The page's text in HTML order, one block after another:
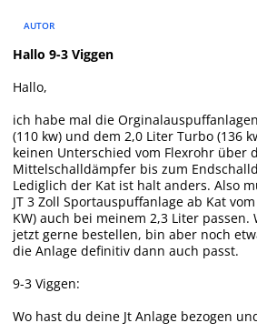
AUTOR
Hallo 9-3 Viggen
Hallo,
ich habe mal die
(110 kw) und dem 2,0 Liter Turbo (136
keinen Unterschied vom Flexrohr über
Mittelschalldämpfer bis zum
Lediglich der Kat ist halt anders. Also
JT 3 Zoll Sportauspuffanlage ab Kat
KW) auch bei meinem 2,3 Liter
jetzt gerne bestellen, bin aber noch
die Anlage definitiv dann auch passt.
9-3 Viggen:
Wo hast du deine Jt Anlage bezogen